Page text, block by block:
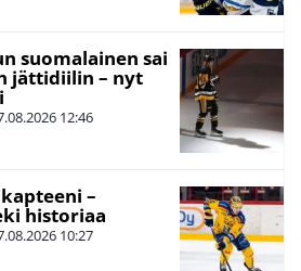
suomalainen sai
jättidiilin – nyt
12:46
–
historiaa
10:27